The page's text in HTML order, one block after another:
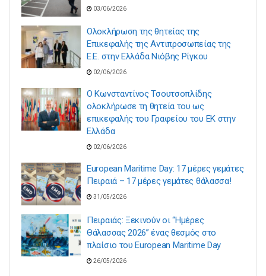
03/06/2026
Ολοκλήρωση της θητείας της
Επικεφαλής της Αντιπροσωπείας της
Ε.Ε. στην Ελλάδα Νιόβης Ρίγκου
02/06/2026
Ο Κωνσταντίνος Τσουτσοπλίδης
ολοκλήρωσε τη θητεία του ως
επικεφαλής του Γραφείου του ΕΚ στην
Ελλάδα
02/06/2026
European Maritime Day: 17 μέρες γεμάτες
Πειραιά – 17 μέρες γεμάτες θάλασσα!
31/05/2026
Πειραιάς: Ξεκινούν οι “Ημέρες
Θάλασσας 2026” ένας θεσμός στο
πλαίσιο του European Maritime Day
26/05/2026